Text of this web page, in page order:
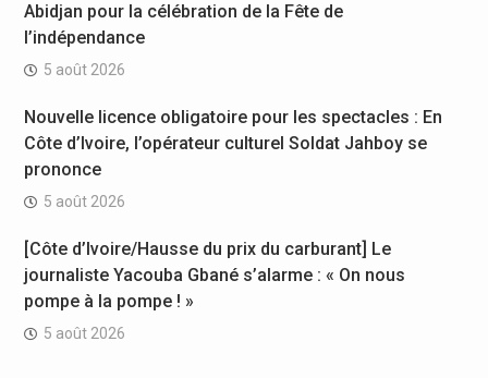
Abidjan pour la célébration de la Fête de
l’indépendance
5 août 2026
Nouvelle licence obligatoire pour les spectacles : En
Côte d’Ivoire, l’opérateur culturel Soldat Jahboy se
prononce
5 août 2026
[Côte d’Ivoire/Hausse du prix du carburant] Le
journaliste Yacouba Gbané s’alarme : « On nous
pompe à la pompe ! »
5 août 2026